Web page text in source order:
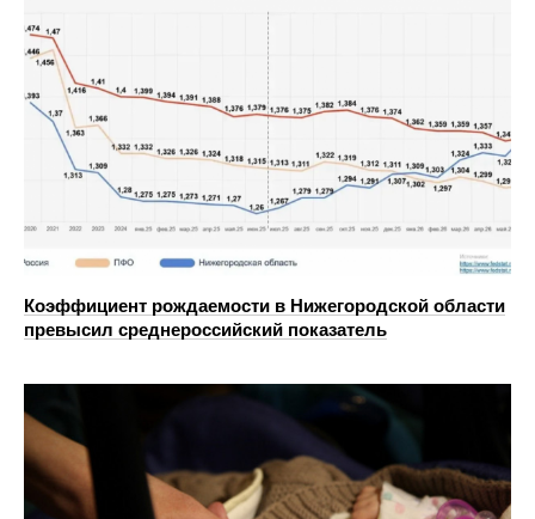
Коэффициент рождаемости в Нижегородской области
превысил среднероссийский показатель